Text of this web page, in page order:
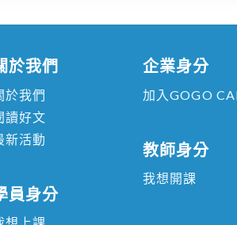
於我們
於我們
讀好文
新活動
員身分
企業身分
加入GOGO
教師身分
我想開課